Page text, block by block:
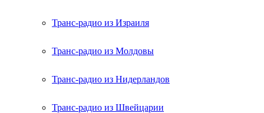
Транс-радио из Израиля
Транс-радио из Молдовы
Транс-радио из Нидерландов
Транс-радио из Швейцарии